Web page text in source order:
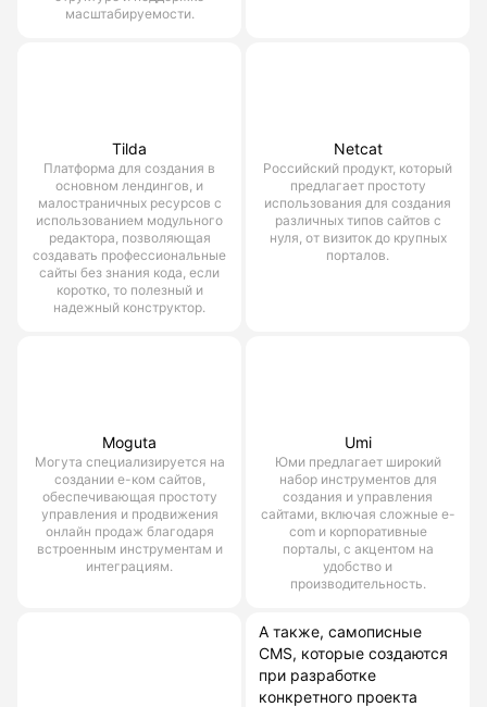
масштабируемости.
Tilda
Платформа для создания в
основном лендингов, и
малостраничных ресурсов с
использованием модульного
редактора, позволяющая
создавать профессиональные
сайты без знания кода, если
коротко, то полезный и
надежный конструктор.
Netcat
Российский продукт, который
предлагает простоту
использования для создания
различных типов сайтов с
нуля, от визиток до крупных
порталов.
Moguta
Могута специализируется на
создании е-ком сайтов,
обеспечивающая простоту
управления и продвижения
онлайн продаж благодаря
встроенным инструментам и
интеграциям.
Umi
Юми предлагает широкий
набор инструментов для
создания и управления
сайтами, включая сложные e-
com и корпоративные
порталы, с акцентом на
удобство и
производительность.
А также, самописные
CMS, которые создаются
при разработке
конкретного проекта